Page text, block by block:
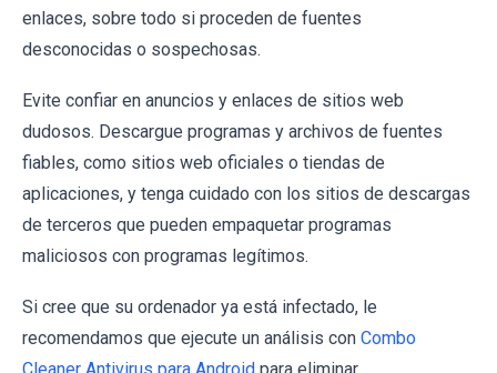
enlaces, sobre todo si proceden de fuentes
desconocidas o sospechosas.
Evite confiar en anuncios y enlaces de sitios web
dudosos. Descargue programas y archivos de fuentes
fiables, como sitios web oficiales o tiendas de
aplicaciones, y tenga cuidado con los sitios de descargas
de terceros que pueden empaquetar programas
maliciosos con programas legítimos.
Si cree que su ordenador ya está infectado, le
recomendamos que ejecute un análisis con Combo